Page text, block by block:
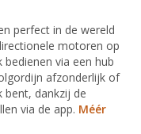
perfect in de wereld
motoren op
via een hub
afzonderlijk of
bent, dankzij de
via de app. Méér